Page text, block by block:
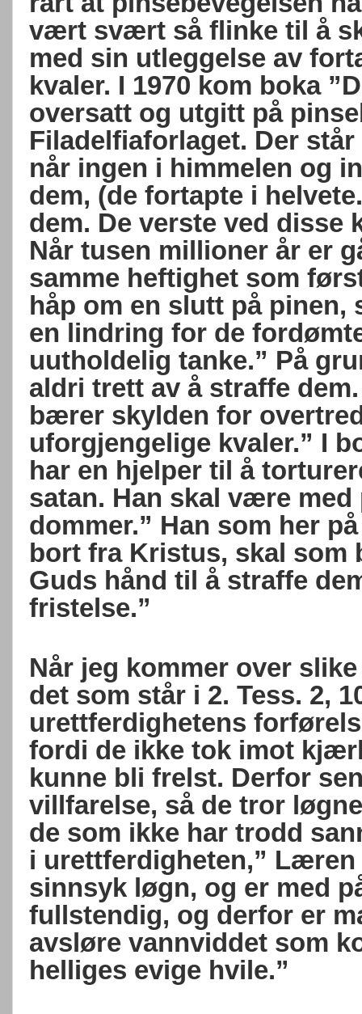
vært svært så flinke til å
med sin utleggelse av
kvaler. I 1970 kom boka
oversatt og utgitt på
Filadelfiaforlaget. Der
når ingen i himmelen og
dem, (de fortapte i
dem. De verste ved disse
Når tusen millioner år er
samme heftighet som
håp om en slutt på
en lindring for de
uutholdelig tanke.” På
aldri trett av å straffe
bærer skylden for
uforgjengelige kvaler.” I
har en hjelper til å
satan. Han skal være med
dommer.” Han som her
bort fra Kristus, skal som
Guds hånd til å straffe
fristelse.”
Når jeg kommer over
det som står i 2. Tess. 2,
urettferdighetens
fordi de ikke tok imot
kunne bli frelst. Derfor
villfarelse, så de tror
de som ikke har trodd
i urettferdigheten,”
sinnsyk løgn, og er med
fullstendig, og derfor er
avsløre vannviddet som
helliges evige hvile.”